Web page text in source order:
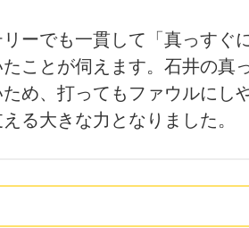
ーでも一貫して「真っすぐ
ことが伺えます。石井の真
め、打ってもファウルにし
る大きな力となりました。